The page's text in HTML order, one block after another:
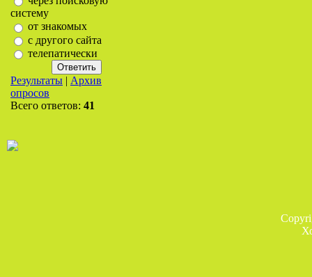
систему
от знакомых
с другого сайта
телепатически
Результаты | Архив
опросов
Всего ответов: 41